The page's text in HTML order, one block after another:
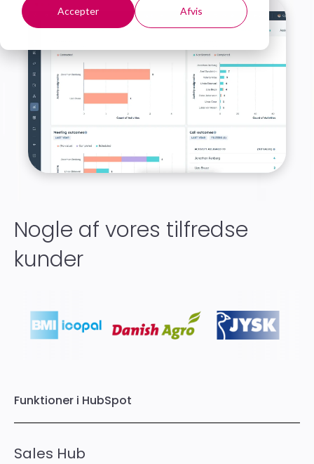
Accepter Afvis
Nogle af vores tilfredse
kunder
Funktioner i HubSpot
Sales Hub